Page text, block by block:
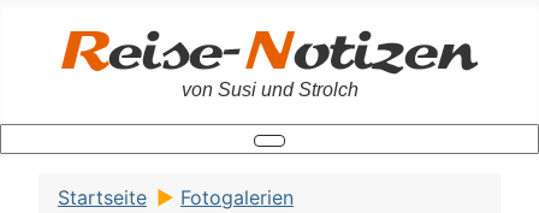
von Susi und Strolch
Startseite
Fotogalerien